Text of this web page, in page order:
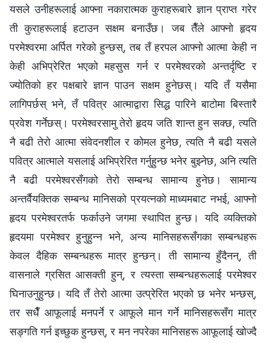
यसले उनीहरूलाई आफ्ना नकारात्मक कुराहरूबारे ज्ञान प्राप्त गरेर
ती कुराहरूलाई हटाउन सक्षम बनाउँछ। जब तैँले आफ्‍नो हृदय
परमेश्‍वरमा अर्पित गरेको हुन्छस्, तब तँ हरपल आफ्‍नो आत्मा केही न
केही अभिप्रेरित भएको महसुस गर्न र परमेश्‍वरको अन्तर्दृष्टि र
ज्योतिको हर पक्षबारे ज्ञान पाउन सक्षम हुनेछस्। यदि तँ यसैमा
लागिपर्छस् भने, तँ पवित्र आत्माद्वारा सिद्ध पारिने बाटोमा बिस्तारै
प्रवेश गर्नेछस्। परमेश्‍वरसामु तेरो हृदय जति शान्त हुन सक्छ, त्यति
नै बढी तेरो आत्मा संवेदनशील र कोमल हुनेछ, त्यति नै बढी यसले
पवित्र आत्माले यसलाई अभिप्रेरित गर्नुहुन्छ भनेर बुझ्नेछ, अनि त्यति
नै बढी परमेश्‍वरसँगको तेरो सम्बन्ध सामान्य हुनेछ। सामान्य
अन्तर्वैयक्तिक सम्बन्ध मानिसको प्रयत्नको माध्यमबाट नभई, आफ्नो
हृदय परमेश्‍वरतर्फ फर्काउने जगमा स्थापित हुन्छ। यदि व्यक्तिको
हृदयमा परमेश्‍वर हुनुहुन्‍न भने, अन्य मानिसहरूसँगका सम्बन्धहरू
केवल दैहिक सम्बन्धहरू मात्र हुन्छन्। ती सामान्य हुँदैनन्, ती
वासनाले ग्रसित आसक्ती हुन्, र त्यस्ता सम्बन्धहरूलाई परमेश्‍वर
घिनाउनुहुन्छ। यदि तँ तेरो आत्मा उत्प्रेरित भएको छ भनेर भन्छस्,
तर सधैँ आफूलाई मनपर्ने र आफूले मान गर्ने मानिसहरूसँग मात्र
सङ्गति गर्न इच्छुक हुन्छस्, र मन नपरेका मानिसहरू आफूलाई खोज्‍दै